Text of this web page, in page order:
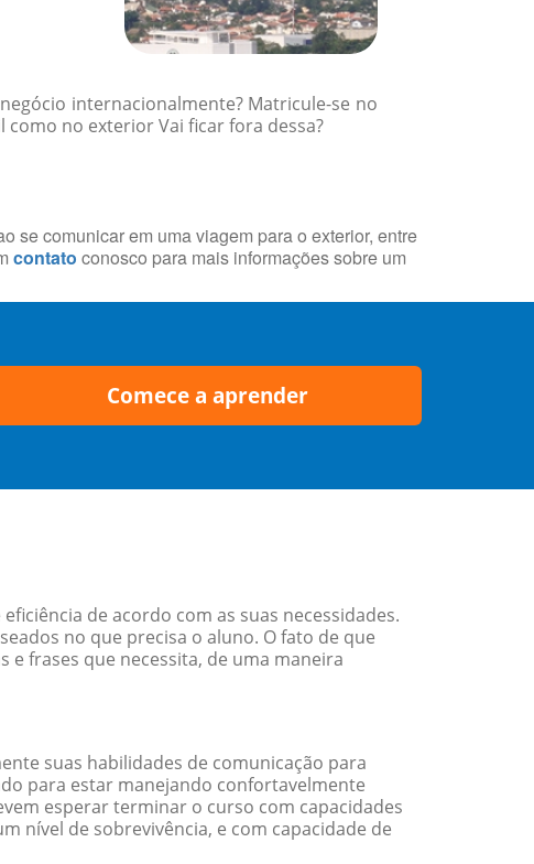
internacionalmente? Matricule-se no
no exterior Vai ficar fora dessa?
se comunicar em uma viagem para o exterior, entre
contato conosco para mais informações sobre um
Comece a aprender
de acordo com as suas necessidades.
no que precisa o aluno. O fato de que
e frases que necessita, de uma maneira
suas habilidades de comunicação para
para estar manejando confortavelmente
esperar terminar o curso com capacidades
nível de sobrevivência, e com capacidade de